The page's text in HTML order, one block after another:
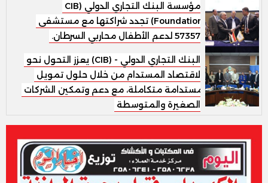
مؤسسة البنك التجاري الدولي (CIB
Foundation) تجدد شراكتها مع مستشفى
57357 لدعم الأطفال محاربي السرطان.
البنك التجاري الدولي - (CIB) يعزز التحول نحو
الاقتصاد المستدام من خلال حلول تمويل
مستدامة متكاملة، مع دعم وتمكين الشركات
الصغيرة والمتوسطة